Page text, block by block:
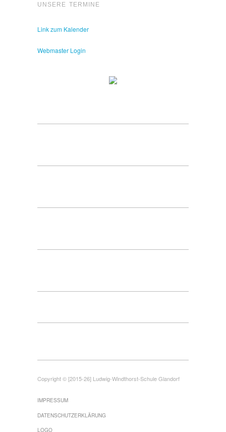
UNSERE TERMINE
Link zum Kalender
Webmaster Login
Copyright © [2015-26] Ludwig-Windthorst-Schule Glandorf
IMPRESSUM
DATENSCHUTZERKLÄRUNG
LOGO